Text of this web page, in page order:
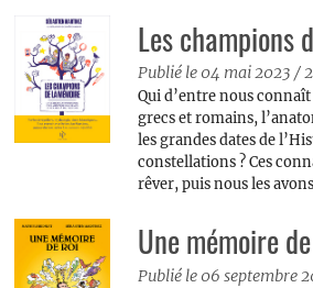
Les champions
Publié le 04 mai 2023 /
Qui d’entre nous
grecs et romains,
les grandes dates de
constellations ? Ces
rêver, puis nous les
Une mémoire
Publié le 06 septembre